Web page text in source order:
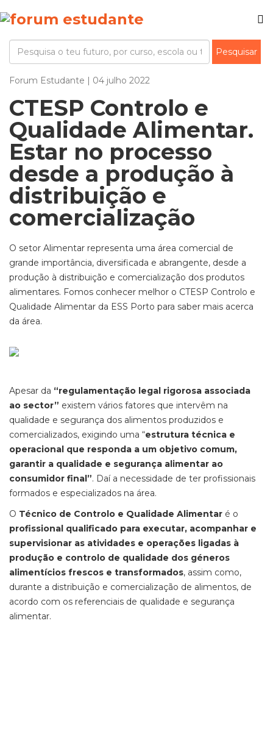
Forum Estudante | 04 julho 2022
CTESP Controlo e
Qualidade Alimentar.
Estar no processo
desde a produção à
distribuição e
comercialização
O setor Alimentar representa uma área comercial de
grande importância, diversificada e abrangente, desde a
produção à distribuição e comercialização dos produtos
alimentares. Fomos conhecer melhor o CTESP Controlo e
Qualidade Alimentar da ESS Porto para saber mais acerca
da área.
Apesar da “regulamentação legal rigorosa associada
ao sector” existem vários fatores que intervêm na
qualidade e segurança dos alimentos produzidos e
comercializados, exigindo uma “estrutura técnica e
operacional que responda a um objetivo comum,
garantir a qualidade e segurança alimentar ao
consumidor final”. Daí a necessidade de ter profissionais
formados e especializados na área.
O Técnico de Controlo e Qualidade Alimentar é o
profissional qualificado para executar, acompanhar e
supervisionar as atividades e operações ligadas à
produção e controlo de qualidade dos géneros
alimentícios frescos e transformados, assim como,
durante a distribuição e comercialização de alimentos, de
acordo com os referenciais de qualidade e segurança
alimentar.